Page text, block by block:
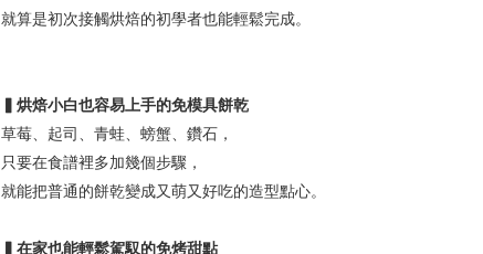
就算是初次接觸烘焙的初學者也能輕鬆完成。
▍烘焙小白也容易上手的免模具餅乾
草莓、起司、青蛙、螃蟹、鑽石，
只要在食譜裡多加幾個步驟，
就能把普通的餅乾變成又萌又好吃的造型點心。
▍在家也能輕鬆駕馭的免烤甜點